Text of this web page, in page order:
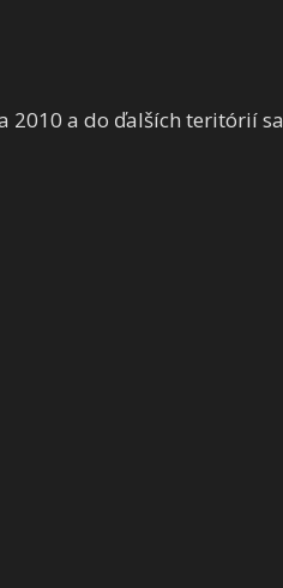
2010 a do ďalších teritórií sa